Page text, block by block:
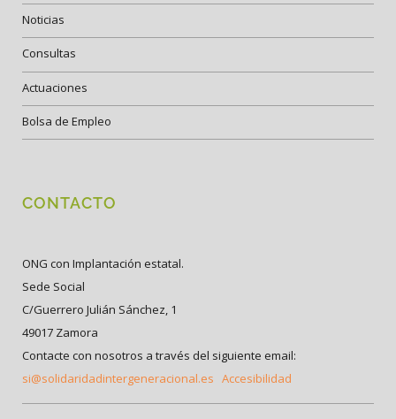
Noticias
Consultas
Actuaciones
Bolsa de Empleo
CONTACTO
ONG con Implantación estatal.
Sede Social
C/Guerrero Julián Sánchez, 1
49017 Zamora
Contacte con nosotros a través del siguiente email:
si@solidaridadintergeneracional.es Accesibilidad